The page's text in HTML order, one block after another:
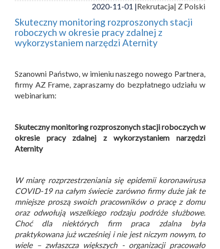
2020-11-01 |Rekrutacja| Z Polski
Skuteczny monitoring rozproszonych stacji
roboczych w okresie pracy zdalnej z
wykorzystaniem narzędzi Aternity
Szanowni Państwo, w imieniu naszego nowego Partnera,
firmy AZ Frame, zapraszamy do bezpłatnego udziału w
webinarium:
Skuteczny monitoring rozproszonych stacji roboczych w
okresie pracy zdalnej z wykorzystaniem narzędzi
Aternity
W miarę rozprzestrzeniania się epidemii koronawirusa
COVID-19 na całym świecie zarówno firmy duże jak te
mniejsze proszą swoich pracowników o pracę z domu
oraz odwołują wszelkiego rodzaju podróże służbowe.
Choć dla niektórych firm praca zdalna była
praktykowana już wcześniej i nie jest niczym nowym, to
wiele – zwłaszcza większych - organizacji pracowało